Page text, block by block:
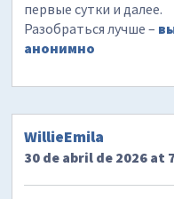
первые сутки и далее.
Разобраться лучше –
анонимно
WillieEmila
30 de abril de 2026 at